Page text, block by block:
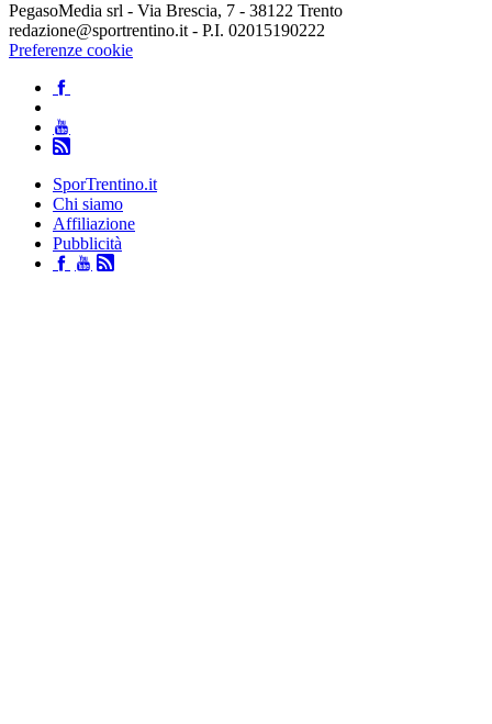
PegasoMedia srl - Via Brescia, 7 - 38122 Trento
redazione@sportrentino.it - P.I. 02015190222
Preferenze cookie
SporTrentino.it
Chi siamo
Affiliazione
Pubblicità